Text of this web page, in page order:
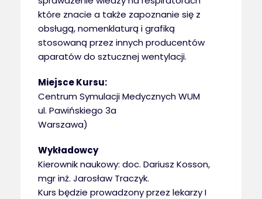
które znacie a także zapoznanie się z
obsługą, nomenklaturą i grafiką
stosowaną przez innych producentów
aparatów do sztucznej wentylacji.
Miejsce Kursu:
Centrum Symulacji Medycznych WUM
ul. Pawińskiego 3a
Warszawa)
Wykładowcy
Kierownik naukowy: doc. Dariusz Kosson,
mgr inż. Jarosław Traczyk.
Kurs będzie prowadzony przez lekarzy I